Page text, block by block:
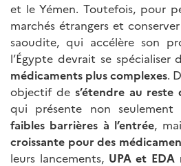
et le Yémen. Toutefois, pour
marchés étrangers et
saoudite, qui accélère son
l’Égypte devrait se
médicaments plus complexes.
objectif de s’étendre au
qui présente non seulement
faibles barrières à l’entrée,
croissante pour des
leurs lancements, UPA et EDA